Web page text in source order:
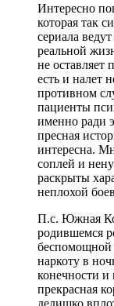
Интересно
которая так
сериала
реальной
не оставляет
есть и налет
противном
пациенты
именно ради
пресная
интересна.
соплей и
раскрыты
неплохой
П.с. Южная
родившемся
наркоту в
конечности и
прекрасная
делишко